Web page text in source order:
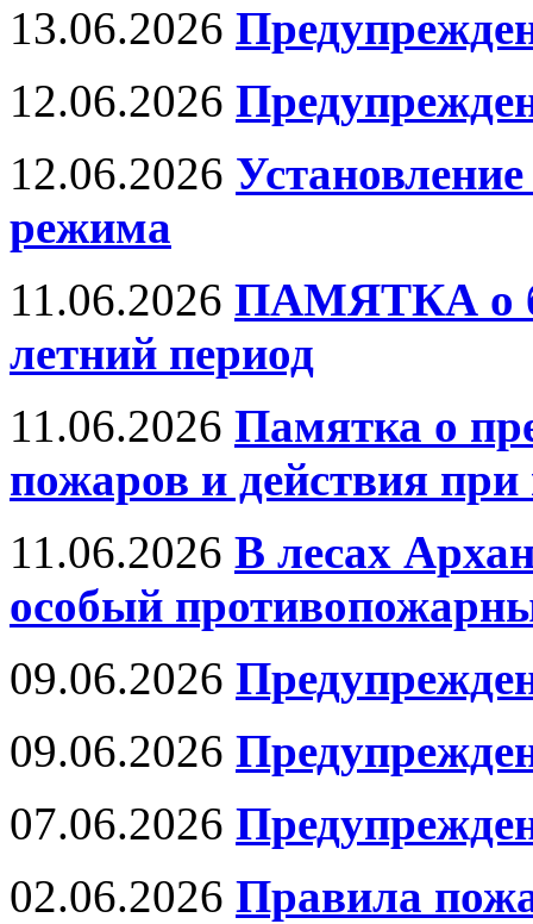
13.06.2026
12.06.2026
12.06.2026
режима
11.06.2026 ПАМЯТКА о
летний период
11.06.2026 Памятка о
пожаров и действия
11.06.2026 В лесах
особый
09.06.2026
09.06.2026
07.06.2026
02.06.2026 Правила